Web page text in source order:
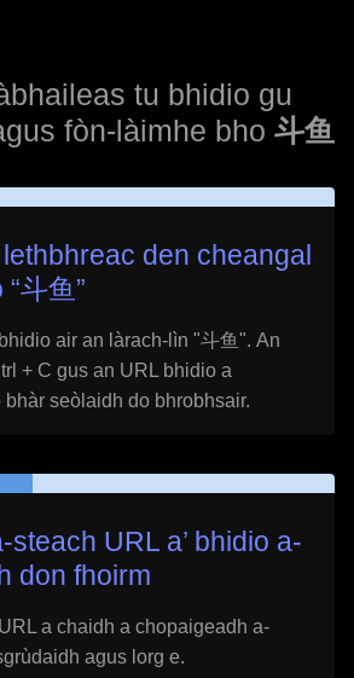
tu bhidio gu
fòn-làimhe bho 斗鱼
den cheangal
斗鱼”
air an làrach-lìn "斗鱼". An
+ C gus an URL bhidio a
seòlaidh do bhrobhsair.
steach URL a’ bhidio a-
don fhoirm
a chaidh a chopaigeadh a-
agus lorg e.